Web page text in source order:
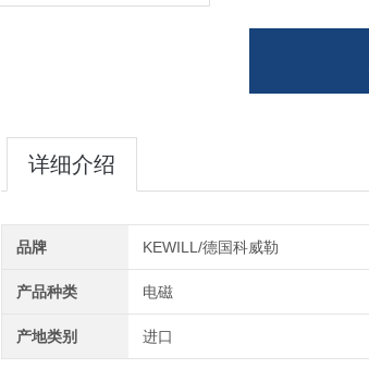
详细介绍
品牌 KEWILL/德国科威勒
产品种类 电磁
产地类别 进口